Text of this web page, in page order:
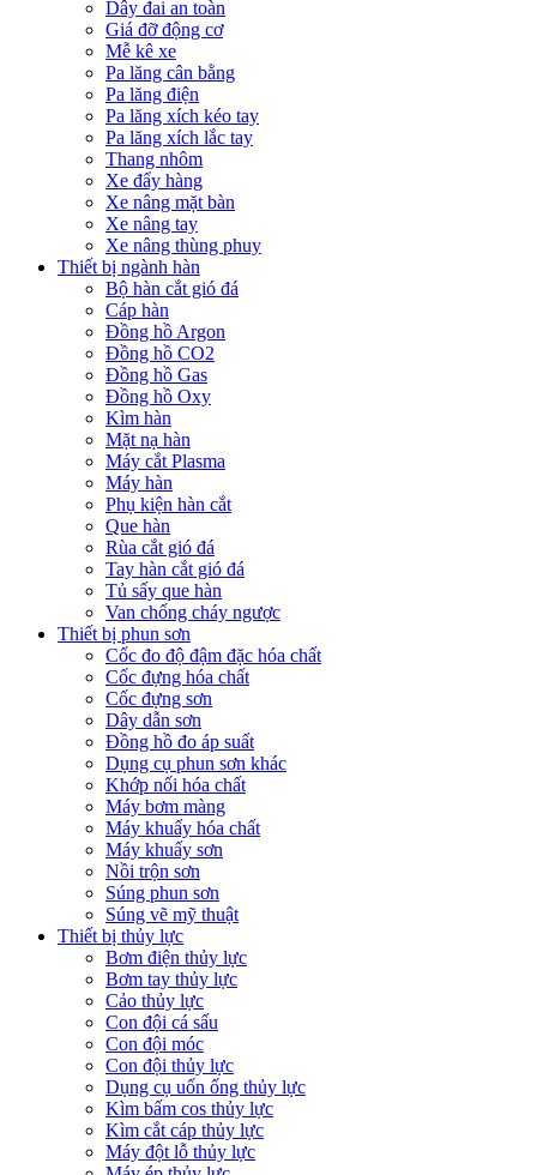
Dây đai an toàn
Giá đỡ động cơ
Mễ kê xe
Pa lăng cân bằng
Pa lăng điện
Pa lăng xích kéo tay
Pa lăng xích lắc tay
Thang nhôm
Xe đẩy hàng
Xe nâng mặt bàn
Xe nâng tay
Xe nâng thùng phuy
Thiết bị ngành hàn
Bộ hàn cắt gió đá
Cáp hàn
Đồng hồ Argon
Đồng hồ CO2
Đồng hồ Gas
Đồng hồ Oxy
Kìm hàn
Mặt nạ hàn
Máy cắt Plasma
Máy hàn
Phụ kiện hàn cắt
Que hàn
Rùa cắt gió đá
Tay hàn cắt gió đá
Tủ sấy que hàn
Van chống cháy ngược
Thiết bị phun sơn
Cốc đo độ đậm đặc hóa chất
Cốc đựng hóa chất
Cốc đựng sơn
Dây dẫn sơn
Đồng hồ đo áp suất
Dụng cụ phun sơn khác
Khớp nối hóa chất
Máy bơm màng
Máy khuấy hóa chất
Máy khuấy sơn
Nồi trộn sơn
Súng phun sơn
Súng vẽ mỹ thuật
Thiết bị thủy lực
Bơm điện thủy lực
Bơm tay thủy lực
Cảo thủy lực
Con đội cá sấu
Con đội móc
Con đội thủy lực
Dụng cụ uốn ống thủy lực
Kìm bấm cos thủy lực
Kìm cắt cáp thủy lực
Máy đột lỗ thủy lực